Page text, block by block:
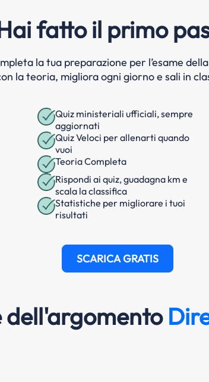
fatto il primo
la tua preparazione per l’esame
la teoria, migliora ogni giorno e sali in
Quiz ministeriali ufficiali, sempre
aggiornati
Quiz Veloci per allenarti quando
vuoi
Teoria Completa
Rispondi ai quiz, guadagna km e
scala la classifica
Statistiche per migliorare i tuoi
risultati
SCARICA GRATIS